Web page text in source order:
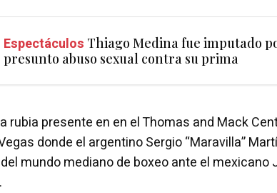
Espectáculos Thiago Medina fue imputado
presunto abuso sexual contra su prima
rubia presente en en el Thomas and Mack
donde el argentino Sergio “Maravilla”
mundo mediano de boxeo ante el mexicano